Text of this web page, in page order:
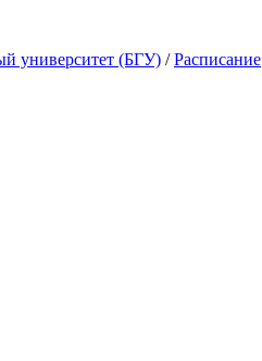
университет (БГУ) /Расписание